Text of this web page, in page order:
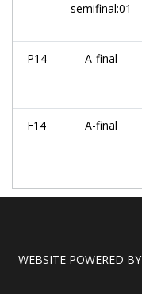
semifinal:01
P14 A-final
F14 A-final
WEBSITE POWERED BY